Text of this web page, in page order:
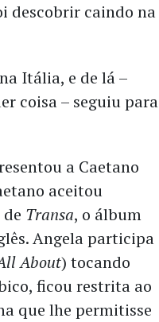
descobrir caindo na
Itália, e de lá –
coisa – seguiu para
a Caetano
aceitou
Transa, o álbum
Angela participa
About) tocando
ficou restrita ao
que lhe permitisse